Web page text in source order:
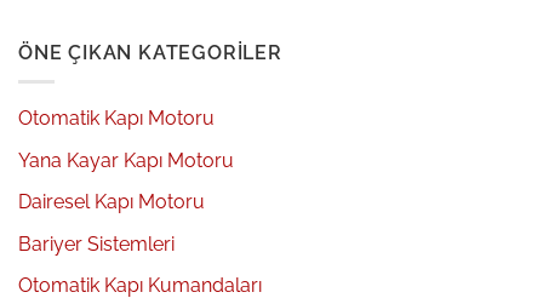
ÖNE ÇIKAN KATEGORILER
Otomatik Kapı Motoru
Yana Kayar Kapı Motoru
Dairesel Kapı Motoru
Bariyer Sistemleri
Otomatik Kapı Kumandaları